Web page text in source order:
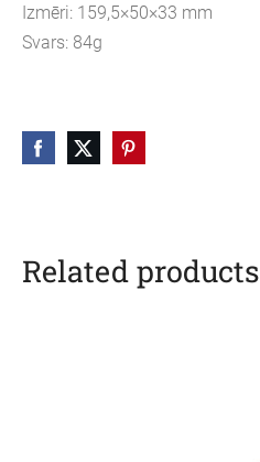
Izmēri: 159,5×50×33 mm
Svars: 84g
Related products